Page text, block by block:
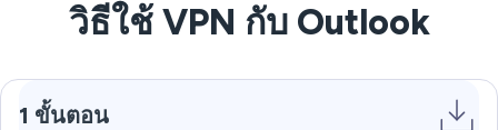
วิธีใช้ VPN กับ Outlook
1 ขั้นตอน